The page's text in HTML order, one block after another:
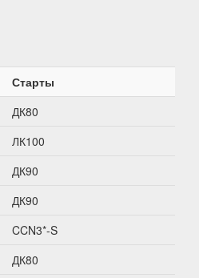
Старты
ДК80
ЛК100
ДК90
ДК90
CCN3*-S
ДК80